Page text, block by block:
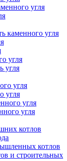
угля
каменного угля
угля
угля
угля
угля
угля
угля
котлов
котлов
и строительных